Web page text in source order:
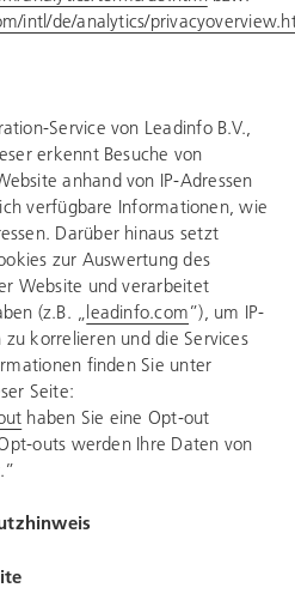
intl/de/analytics/
Service von Leadinfo B.V.,
erkennt Besuche von
anhand von IP-Adressen
verfügbare Informationen, wie
Darüber hinaus setzt
zur Auswertung des
Website und verarbeitet
(z.B. „ leadinfo.com”), um IP-
korrelieren und die Services
finden Sie unter
Seite:
haben Sie eine Opt-out
outs werden Ihre Daten von